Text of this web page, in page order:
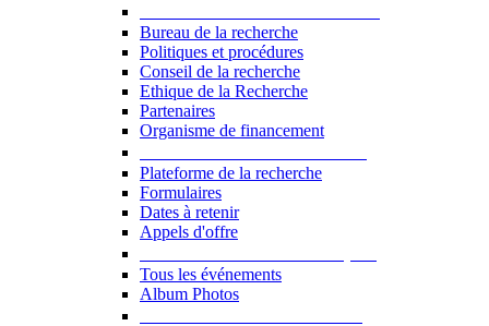
Bureau de la recherche
Politiques et procédures
Conseil de la recherche
Ethique de la Recherche
Partenaires
Organisme de financement
Plateforme de la recherche
Formulaires
Dates à retenir
Appels d'offre
Tous les événements
Album Photos